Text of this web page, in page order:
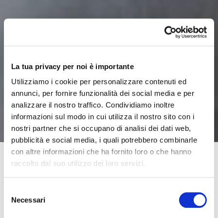
La tua privacy per noi è importante
Utilizziamo i cookie per personalizzare contenuti ed
annunci, per fornire funzionalità dei social media e per
analizzare il nostro traffico. Condividiamo inoltre
informazioni sul modo in cui utilizza il nostro sito con i
nostri partner che si occupano di analisi dei dati web,
pubblicità e social media, i quali potrebbero combinarle
con altre informazioni che ha fornito loro o che hanno
raccolto dal suo utilizzo dei loro servizi.
delNecessari
d’ora ci eravamo trovati a far fronte ad un contesto di
emergenza così esteso e complesso.